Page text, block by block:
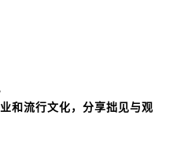
和流行文化，分享拙见与观